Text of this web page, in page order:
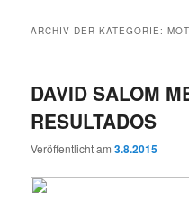
ARCHIV DER KATEGORIE:
DAVID SALOM
RESULTADOS
Veröffentlicht am3.8.2015